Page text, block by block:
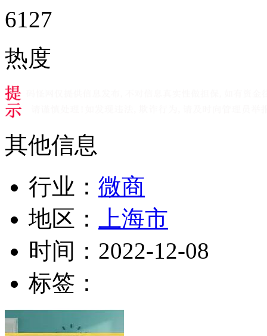
6127
热度
其他信息
行业： 微商
地区：
上海市
时间： 2022-12-08
标签：